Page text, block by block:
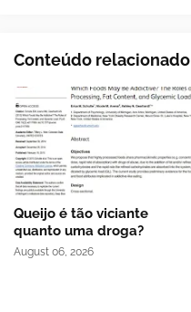
Conteúdo relacionado
Queijo é tão viciante
quanto uma droga?
August 06, 2026